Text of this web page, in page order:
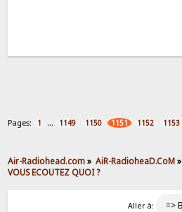
Pages: 1 ... 1149 1150 1151 1152 1153
Air-Radiohead.com» AiR-RadioheaD.CoM»
VOUS ECOUTEZ QUOI ?
Aller à: